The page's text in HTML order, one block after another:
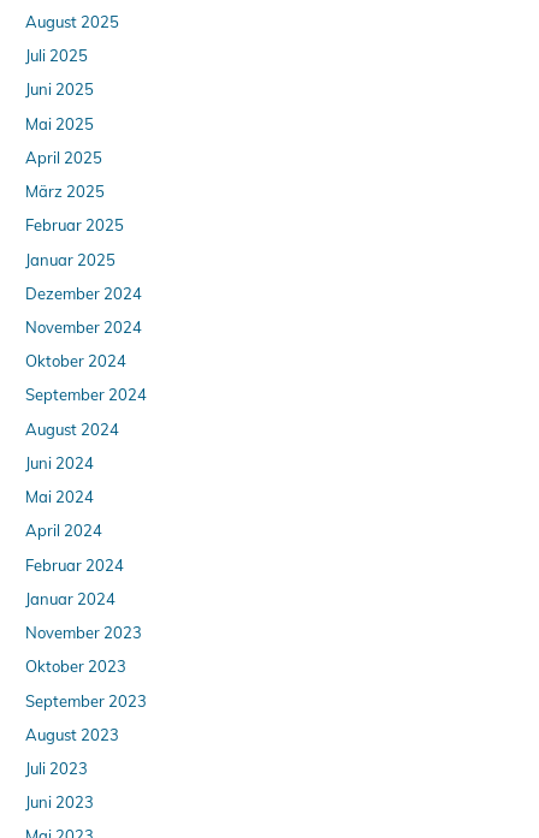
August 2025
Juli 2025
Juni 2025
Mai 2025
April 2025
März 2025
Februar 2025
Januar 2025
Dezember 2024
November 2024
Oktober 2024
September 2024
August 2024
Juni 2024
Mai 2024
April 2024
Februar 2024
Januar 2024
November 2023
Oktober 2023
September 2023
August 2023
Juli 2023
Juni 2023